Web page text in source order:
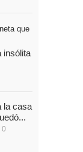
insólita
casa de
0